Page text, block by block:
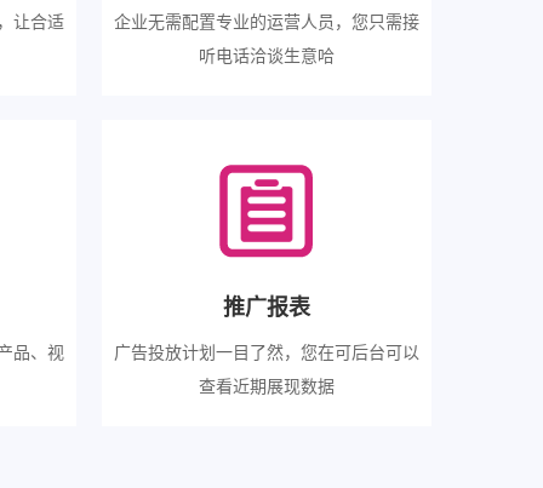
让合适
企业无需配置专业的运营人员，您只需接
听电话洽谈生意哈
品、视
推广报表
广告投放计划一目了然，您在可后台可以
查看近期展现数据